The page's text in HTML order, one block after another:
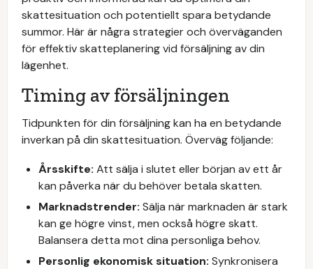
skattesituation och potentiellt spara betydande
summor. Här är några strategier och överväganden
för effektiv skatteplanering vid försäljning av din
lägenhet.
Timing av försäljningen
Tidpunkten för din försäljning kan ha en betydande
inverkan på din skattesituation. Överväg följande:
Årsskifte: Att sälja i slutet eller början av ett år
kan påverka när du behöver betala skatten.
Marknadstrender: Sälja när marknaden är stark
kan ge högre vinst, men också högre skatt.
Balansera detta mot dina personliga behov.
Personlig ekonomisk situation: Synkronisera